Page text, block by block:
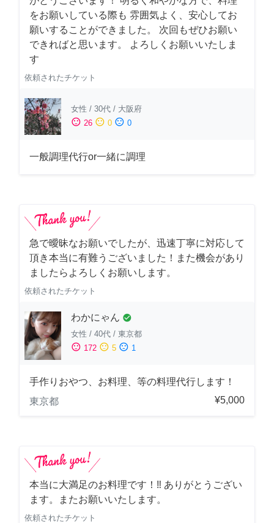
をお願いしている際も 雰囲気よく、安心してお
願いすることができました。 次回もぜひお願い
できればと思います。 よろしくお願いいたしま
す
依頼されたチケット
女性 / 30代 / 大阪府
sentiment_satisfied 26 sentiment_neutral 0 sentiment_dissatisfied 0
一般調理代行or一緒に調理
急で曖昧なお願いでしたが、迅速丁寧に対応して
頂き本当に有難うございました！また機会があり
ましたらよろしくお願いします。
依頼されたチケット
わかにゃん check_circle
女性 / 40代 / 東京都
sentiment_satisfied 172 sentiment_neutral 5 sentiment_dissatisfied 1
手作りおやつ、お料理、等の料理代行します！
東京都
¥5,000
本当に大満足のお料理です！‼️ ありがとうござい
ます。またお願いいたします。
依頼されたチケット